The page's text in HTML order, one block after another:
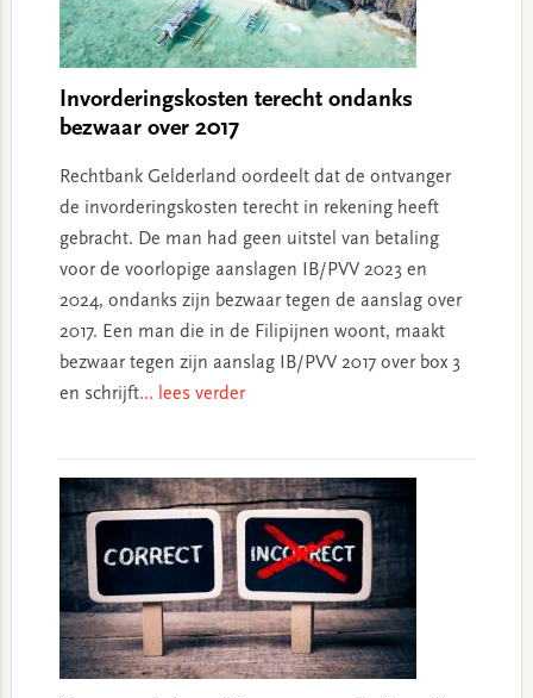
Invorderingskosten terecht ondanks
bezwaar over 2017
Rechtbank Gelderland oordeelt dat de ontvanger
de invorderingskosten terecht in rekening heeft
gebracht. De man had geen uitstel van betaling
voor de voorlopige aanslagen IB/PVV 2023 en
2024, ondanks zijn bezwaar tegen de aanslag over
2017. Een man die in de Filipijnen woont, maakt
bezwaar tegen zijn aanslag IB/PVV 2017 over box 3
en schrijft... lees verder